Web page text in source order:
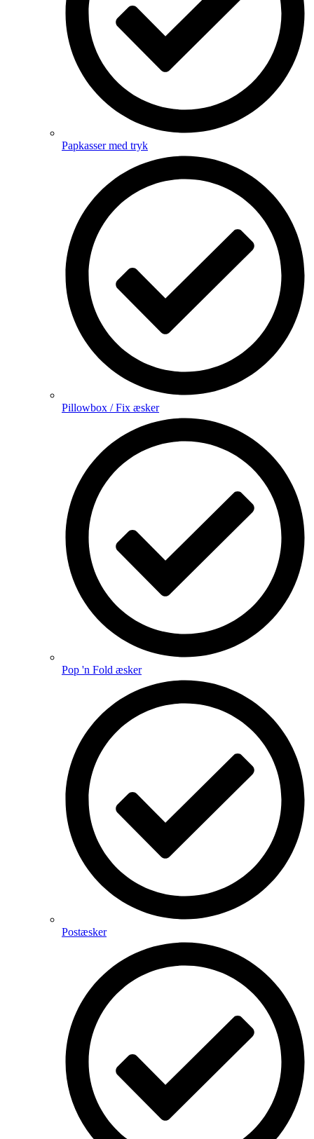
Papkasser med tryk
Pillowbox / Fix æsker
Pop 'n Fold æsker
Postæsker